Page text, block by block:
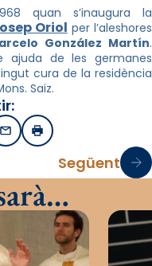
quan s’inaugura la
Oriol per l’aleshores
González Martín.
ajuda de les germanes
cura de la residència
Saiz.
EmailImprimir
Següent